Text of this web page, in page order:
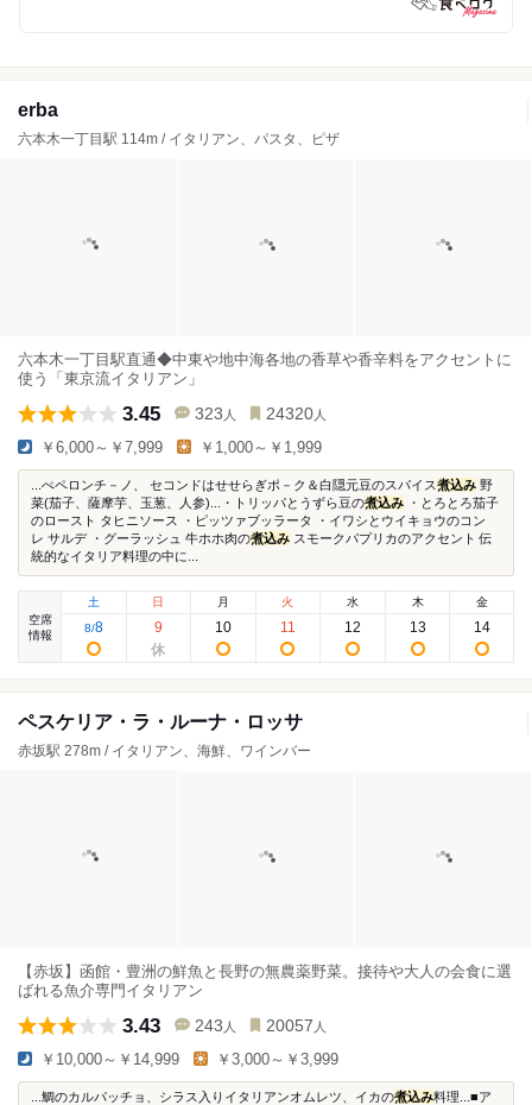
erba
六本木一丁目駅 114m / イタリアン、パスタ、ピザ
六本木一丁目駅直通◆中東や地中海各地の香草や香辛料をアクセントに
使う「東京流イタリアン」
3.45 323 人 24320 人
￥6,000～￥7,999 ￥1,000～￥1,999
...ぺペロンチ－ノ、 セコンドはせせらぎポ－ク＆白隠元豆のスパイス煮込み 野
菜(茄子、薩摩芋、玉葱、人参)...・トリッパとうずら豆の煮込み ・とろとろ茄子
のロースト タヒニソース ・ピッツァブッラータ ・イワシとウイキョウのコン
レ サルデ ・グーラッシュ 牛ホホ肉の煮込み スモークパプリカのアクセント 伝
統的なイタリア料理の中に...
空席
情報
土
8/8
日
9
月
10
火
11
水
12
木
13
金
14
ペスケリア・ラ・ルーナ・ロッサ
赤坂駅 278m / イタリアン、海鮮、ワインバー
【赤坂】函館・豊洲の鮮魚と長野の無農薬野菜。接待や大人の会食に選
ばれる魚介専門イタリアン
3.43 243 人 20057 人
￥10,000～￥14,999 ￥3,000～￥3,999
...鯛のカルパッチョ、シラス入りイタリアンオムレツ、イカの煮込み料理...■ア